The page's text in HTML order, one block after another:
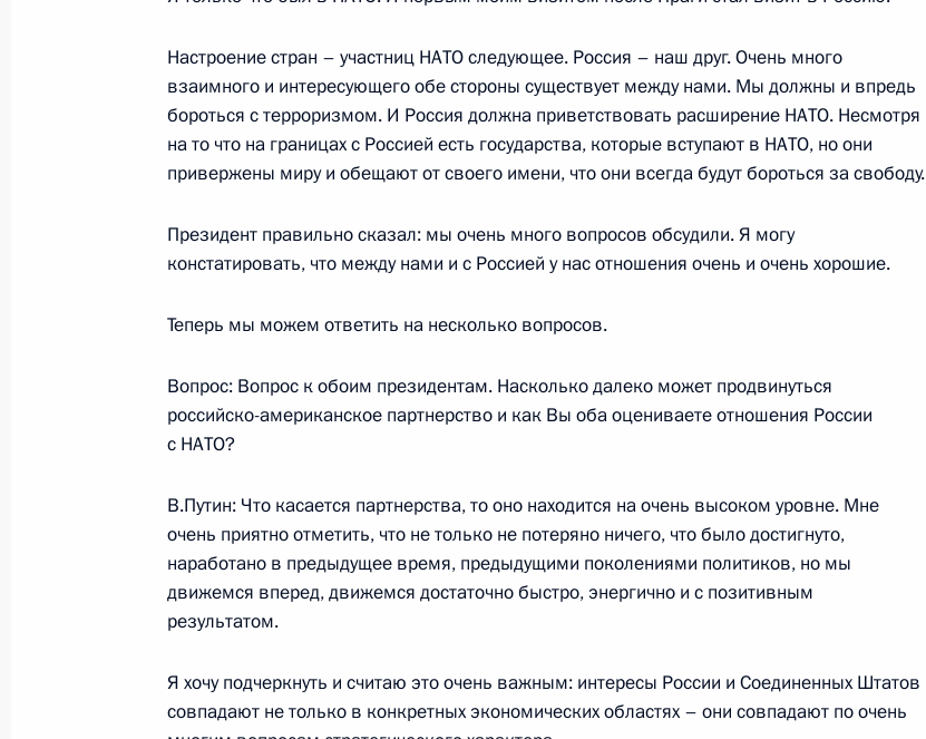
Выступление на совещании руководящего состава Вооруженных
Сил
26 ноября 2002 года, 00:01 Москва, Министерство обороны
О деятельности федеральных органов исполнительной власти
Федерации по выполнению положений законодательства
использованию финансовых ресурсов, выделяемых на эти цели
25 ноября 2002 года, 10:31 Главное контрольное управление
Выступление на встрече с представителями средств массовой
информации и депутатами Государственной Думы
25 ноября 2002 года, 00:02 Москва, Кремль
Вступительное слово на совещании с членами Правительства
Настроение стран – участниц НАТО следующее. Россия – наш друг. Очень много
взаимного и интересующего обе стороны существует между нами. Мы должны и впредь
бороться с терроризмом. И Россия должна приветствовать расширение НАТО. Несмотря
на то что на границах с Россией есть государства, которые вступают в НАТО, но они
привержены миру и обещают от своего имени, что они всегда будут бороться за свободу.
Президент правильно сказал: мы очень много вопросов обсудили. Я могу
констатировать, что между нами и с Россией у нас отношения очень и очень хорошие.
Теперь мы можем ответить на несколько вопросов.
Вопрос: Вопрос к обоим президентам. Насколько далеко может продвинуться
российско-американское партнерство и как Вы оба оцениваете отношения России
с НАТО?
В.Путин: Что касается партнерства, то оно находится на очень высоком уровне. Мне
очень приятно отметить, что не только не потеряно ничего, что было достигнуто,
наработано в предыдущее время, предыдущими поколениями политиков, но мы
движемся вперед, движемся достаточно быстро, энергично и с позитивным
результатом.
Я хочу подчеркнуть и считаю это очень важным: интересы России и Соединенных Штатов
совпадают не только в конкретных экономических областях – они совпадают по очень